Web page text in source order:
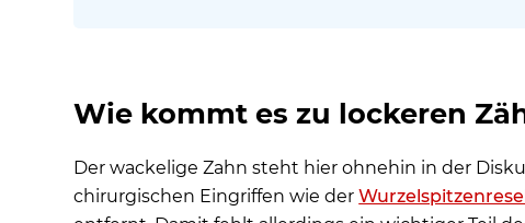
Wie kommt es zu lockeren
Der wackelige Zahn steht hier ohnehin in der
chirurgischen Eingriffen wie der